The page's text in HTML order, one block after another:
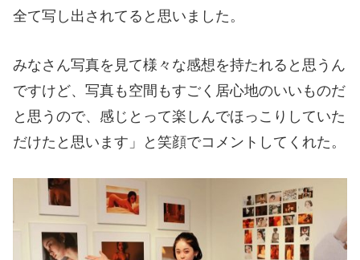
全て写し出されてると思いました。
みなさん写真を見て様々な感想を持たれると思うん
ですけど、写真も空間もすごく居心地のいいものだ
と思うので、感じとって楽しんでほっこりしていた
だけたと思います」と笑顔でコメントしてくれた。